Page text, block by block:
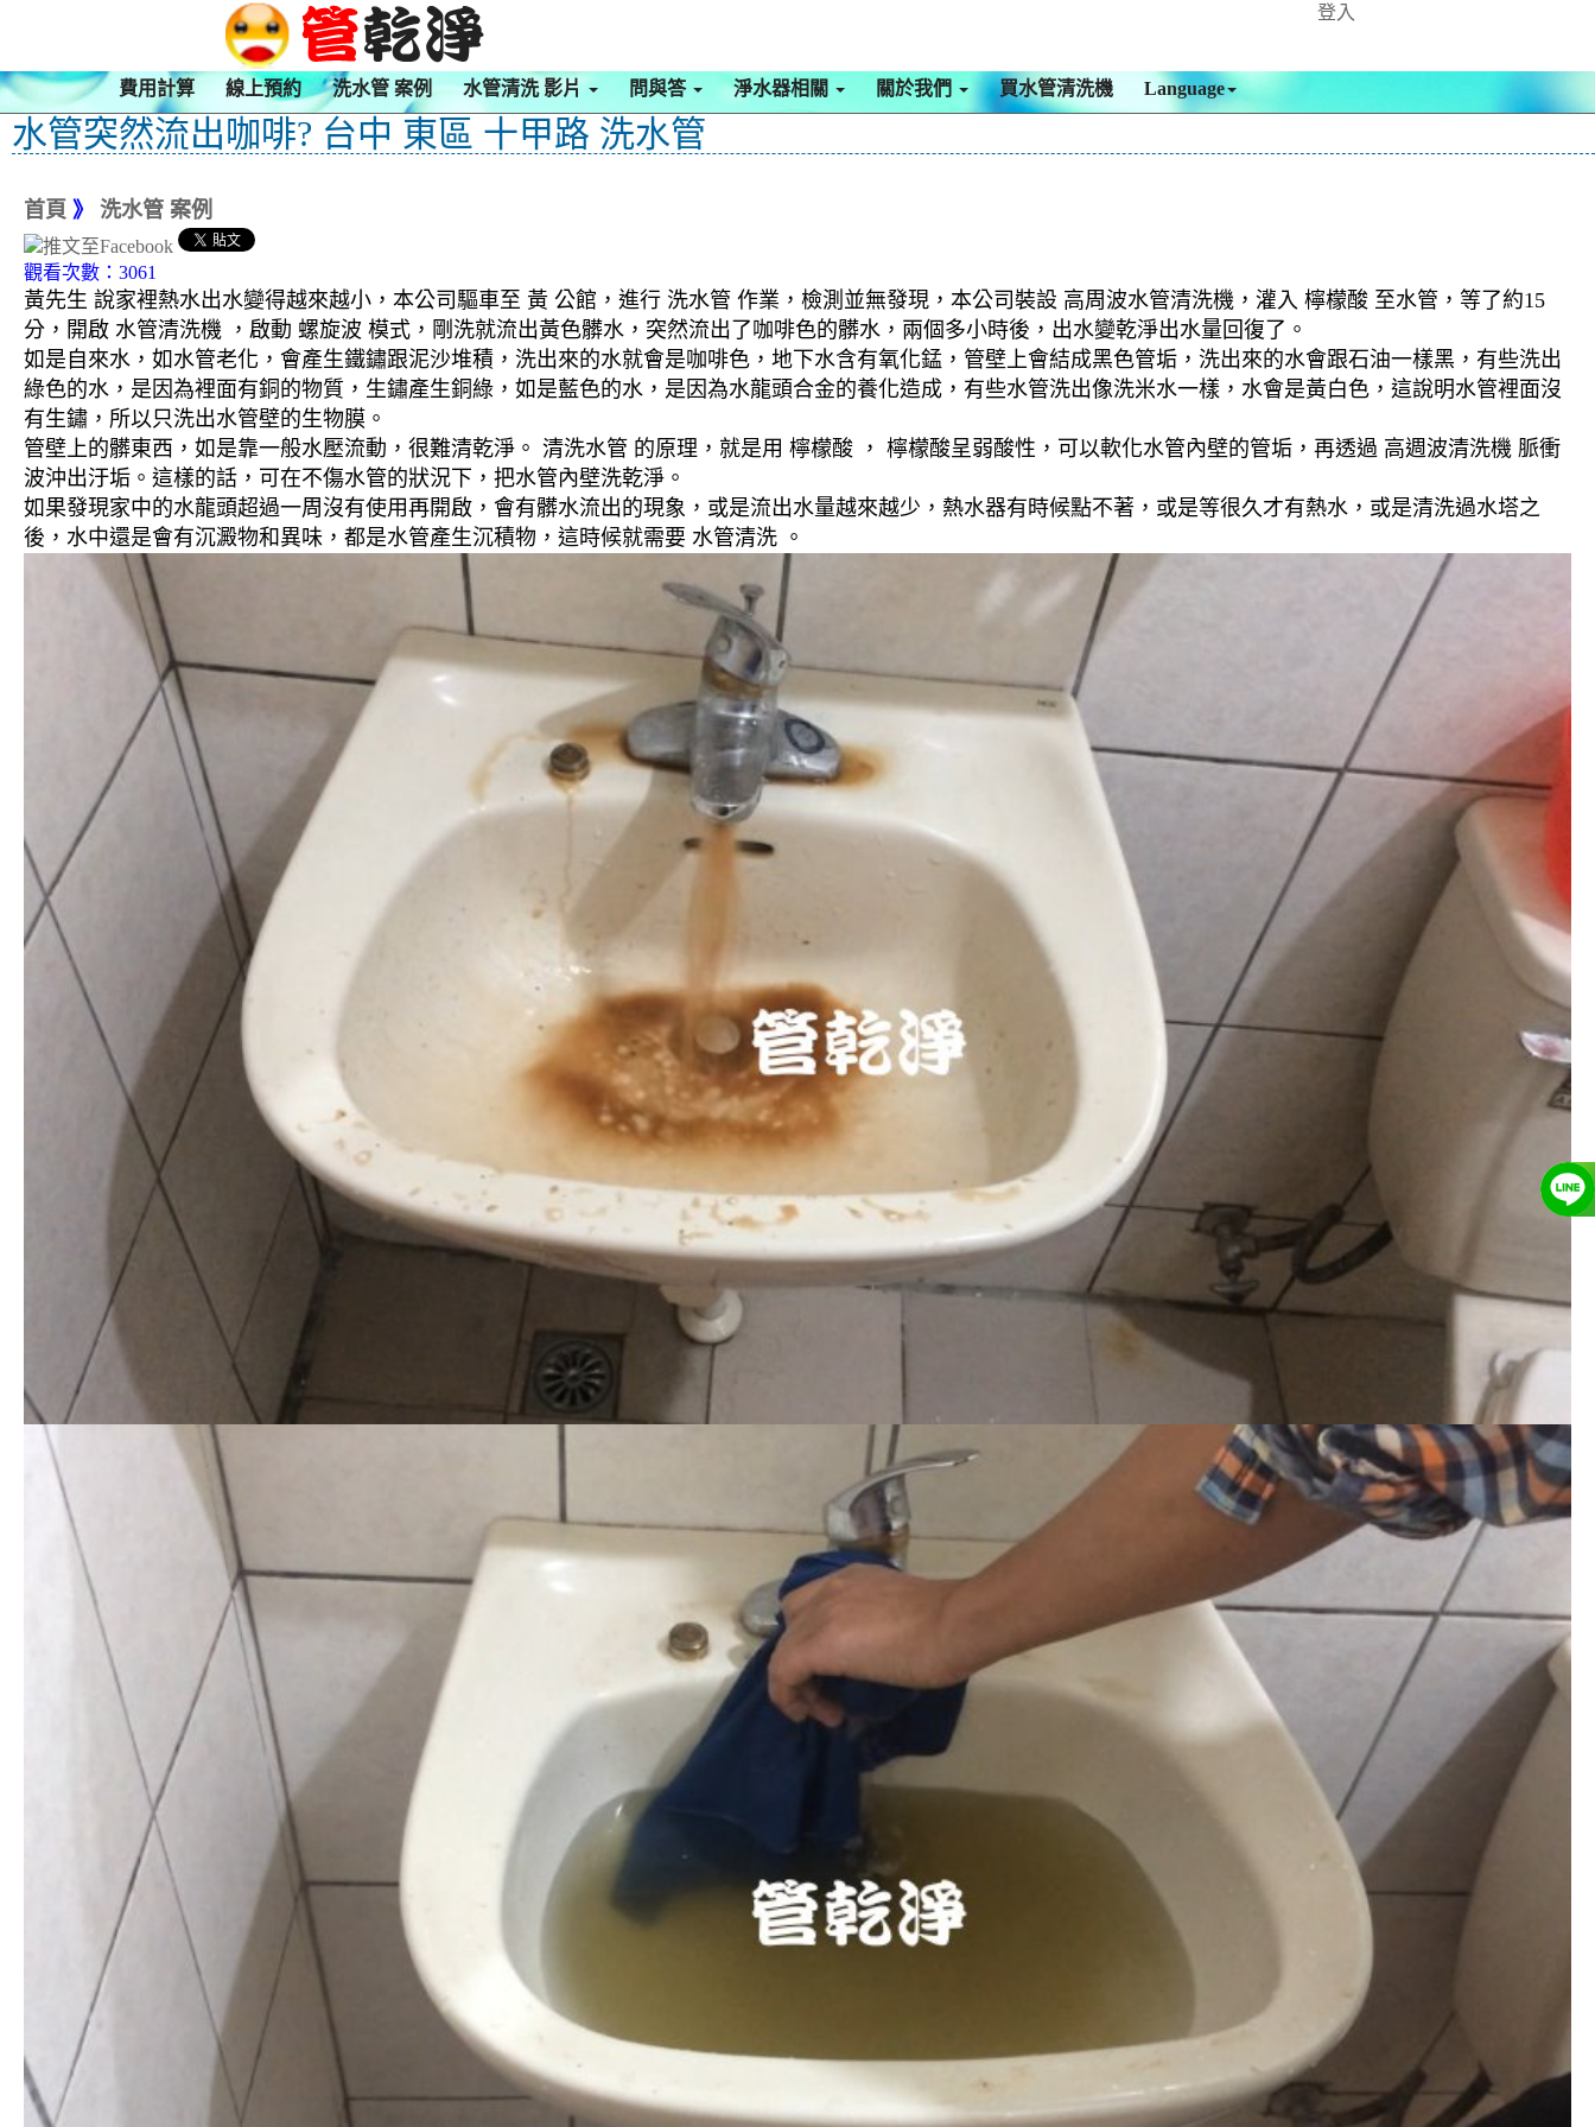
登入
費用計算 線上預約 洗水管 案例 水管清洗 影片 問與答 淨水器相關 關於我們 買水管清洗機 Language
水管突然流出咖啡? 台中 東區 十甲路 洗水管
首頁 》 洗水管 案例
觀看次數：3061
黃先生 說家裡熱水出水變得越來越小，本公司驅車至 黃 公館，進行 洗水管 作業，檢測並無發現，本公司裝設 高周波水管清洗機，灌入 檸檬酸 至水管，等了約15
分，開啟 水管清洗機 ，啟動 螺旋波 模式，剛洗就流出黃色髒水，突然流出了咖啡色的髒水，兩個多小時後，出水變乾淨出水量回復了。
如是自來水，如水管老化，會產生鐵鏽跟泥沙堆積，洗出來的水就會是咖啡色，地下水含有氧化錳，管壁上會結成黑色管垢，洗出來的水會跟石油一樣黑，有些洗出
綠色的水，是因為裡面有銅的物質，生鏽產生銅綠，如是藍色的水，是因為水龍頭合金的養化造成，有些水管洗出像洗米水一樣，水會是黃白色，這說明水管裡面沒
有生鏽，所以只洗出水管壁的生物膜。
管壁上的髒東西，如是靠一般水壓流動，很難清乾淨。 清洗水管 的原理，就是用 檸檬酸 ， 檸檬酸呈弱酸性，可以軟化水管內壁的管垢，再透過 高週波清洗機 脈衝
波沖出汙垢。這樣的話，可在不傷水管的狀況下，把水管內壁洗乾淨。
如果發現家中的水龍頭超過一周沒有使用再開啟，會有髒水流出的現象，或是流出水量越來越少，熱水器有時候點不著，或是等很久才有熱水，或是清洗過水塔之
後，水中還是會有沉澱物和異味，都是水管產生沉積物，這時候就需要 水管清洗 。